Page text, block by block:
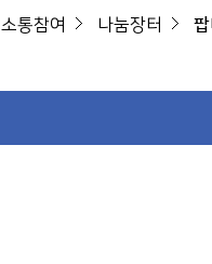
소통참여 나눔장터